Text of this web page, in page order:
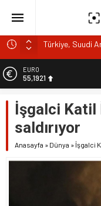
Türkiye, Suudi
Anlaşması
Gıdada Güven
DOA’NIN
e-Devlet’in en
oldu
EURO
55,1921
6.659,09
BİST
İşgalci Katil
saldırıyor
Anasayfa » Dünya » İşgalci